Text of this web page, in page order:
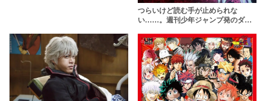
つらいけど読む手が止められな
い……。週刊少年ジャンプ発のダー